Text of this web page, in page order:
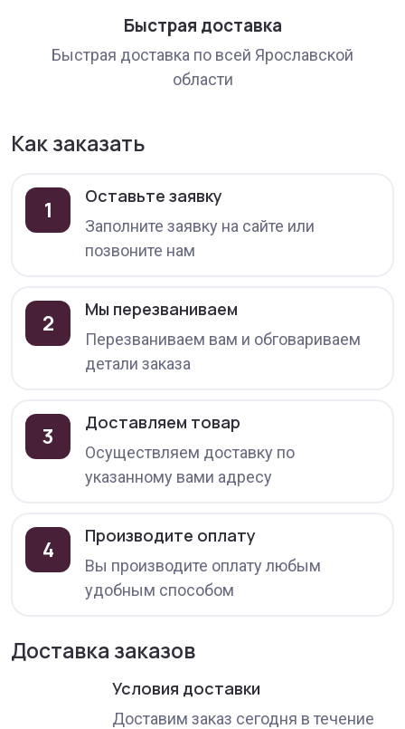
Быстрая доставка
Быстрая доставка по всей Ярославской
области
Как заказать
1
Оставьте заявку
Заполните заявку на сайте или
позвоните нам
2
Мы перезваниваем
Перезваниваем вам и обговариваем
детали заказа
3
Доставляем товар
Осуществляем доставку по
указанному вами адресу
4
Производите оплату
Вы производите оплату любым
удобным способом
Доставка заказов
Условия доставки
Доставим заказ сегодня в течение